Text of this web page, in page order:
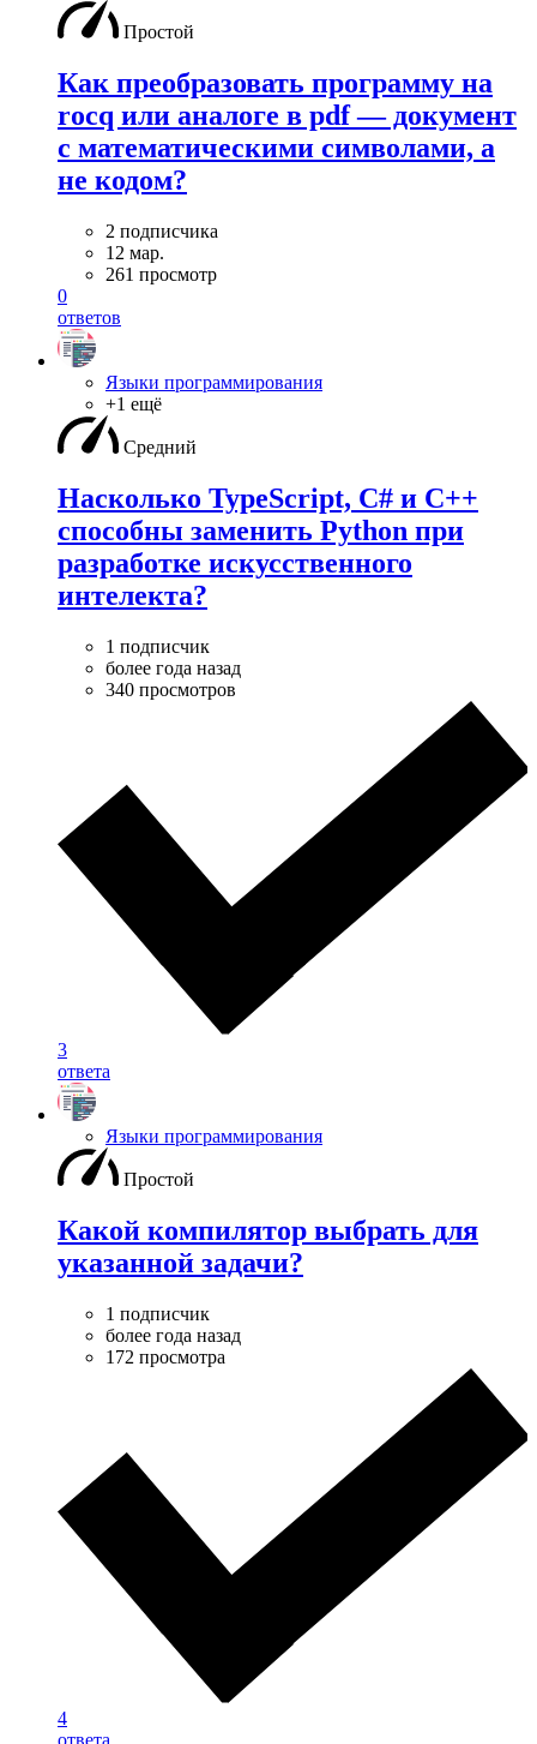
Простой
Как преобразовать программу на
rocq или аналоге в pdf — документ
с математическими символами, а
не кодом?
2 подписчика
12 мар.
261 просмотр
0
ответов
Языки программирования
+1 ещё
Средний
Насколько TypeScript, C# и C++
способны заменить Python при
разработке искусственного
интелекта?
1 подписчик
более года назад
340 просмотров
3
ответа
Языки программирования
Простой
Какой компилятор выбрать для
указанной задачи?
1 подписчик
более года назад
172 просмотра
4
ответа